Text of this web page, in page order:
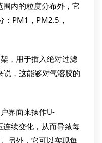
内的粒度分布外，它
：PM1，PM2.5，
，用于插入绝对过滤
，这能够对气溶胶的
界面来操作U-
连续变化，从而导致每
另外，它可以实现每